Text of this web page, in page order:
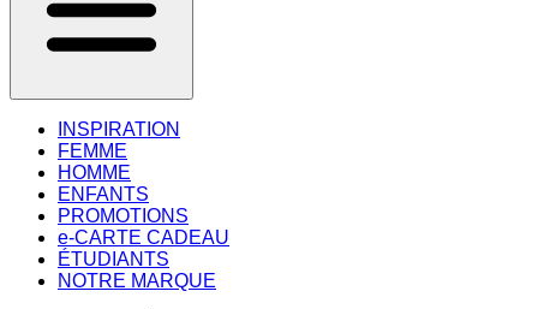
INSPIRATION
FEMME
HOMME
ENFANTS
PROMOTIONS
e-CARTE CADEAU
ÉTUDIANTS
NOTRE MARQUE